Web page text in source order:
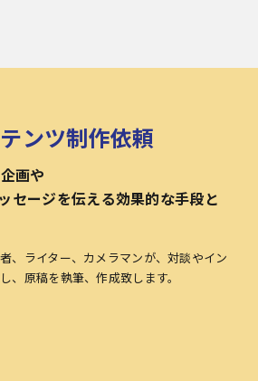
ンツ制作依頼
画や
セージを伝える効果的な手段と
、ライター、カメラマンが、対談やイン
、原稿を執筆、作成致します。